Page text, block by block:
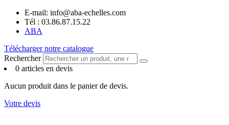
Aller
contenu
E-mail: info@aba-echelles.com
Tél : 03.86.87.15.22
ABA
Télécharger notre catalogue
Rechercher
0 articles en devis
Aucun produit dans le panier de devis.
Votre devis